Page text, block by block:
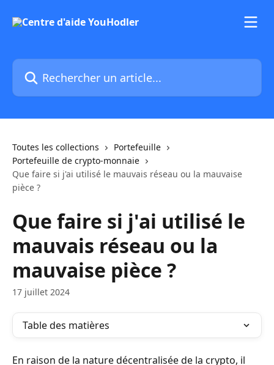
Rechercher un article...
Toutes les collections
Portefeuille
Portefeuille de crypto-monnaie
Que faire si j'ai utilisé le mauvais réseau ou la mauvaise
pièce ?
Que faire si j'ai utilisé le
mauvais réseau ou la
mauvaise pièce ?
17 juillet 2024
Table des matières
En raison de la nature décentralisée de la crypto, il